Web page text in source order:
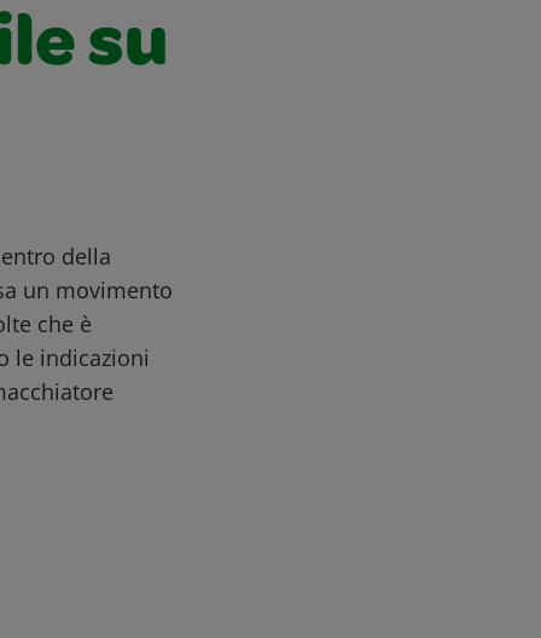
su
della
un movimento
che è
le indicazioni